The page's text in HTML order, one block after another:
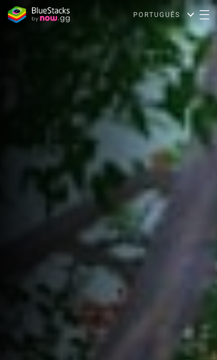
PORTUGUÊS